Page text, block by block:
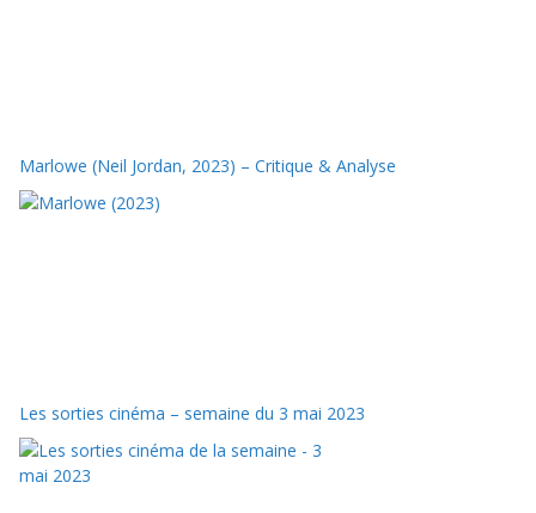
Marlowe (Neil Jordan, 2023) – Critique & Analyse
Les sorties cinéma – semaine du 3 mai 2023